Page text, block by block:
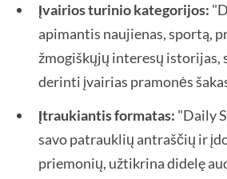
Įvairios turinio kategorijos:
apimantis naujienas, sportą,
žmogiškųjų interesų istorijas,
derinti įvairias pramonės
Įtraukiantis formatas: "Daily
savo patrauklių antraščių ir
priemonių, užtikrina didelę